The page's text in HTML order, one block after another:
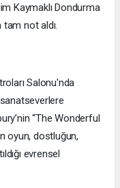
Kaymaklı Dondurma
tam not aldı.
Salonu'nda
“The Wonderful
oyun, dostluğun,
evrensel